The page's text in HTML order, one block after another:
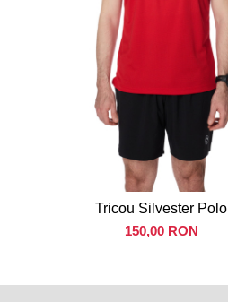
Tricou Silvester Polo
150,00 RON